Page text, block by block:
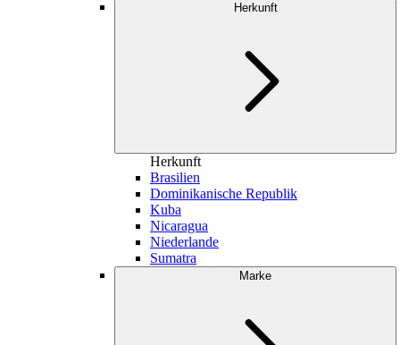
Herkunft
Herkunft
Brasilien
Dominikanische Republik
Kuba
Nicaragua
Niederlande
Sumatra
Marke